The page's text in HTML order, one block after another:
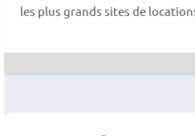
les plus grands sites de